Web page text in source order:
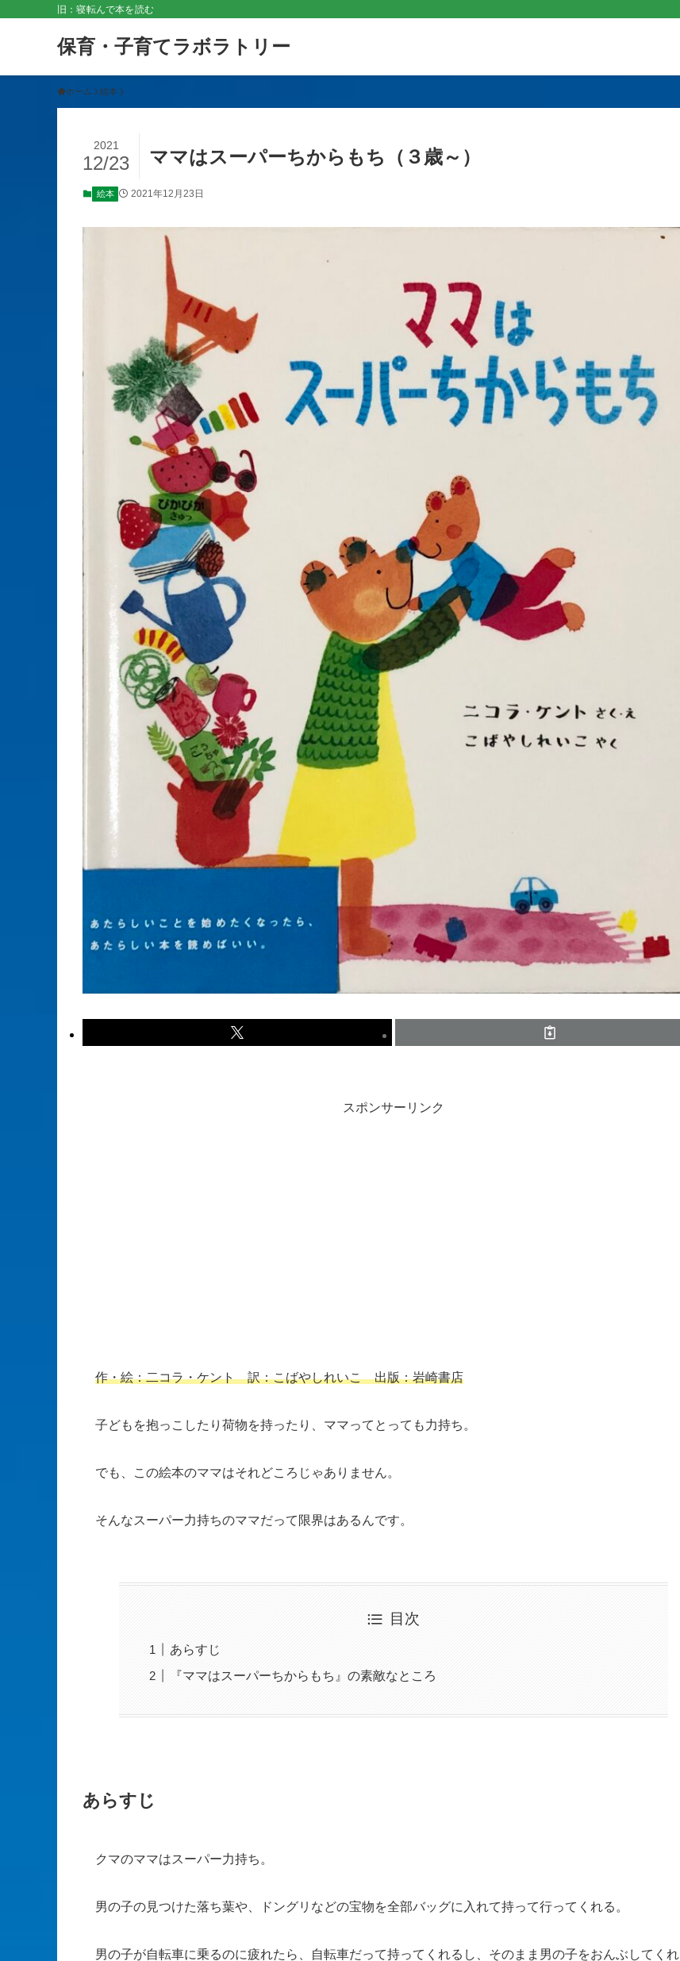
旧：寝転んで本を読む
保育・子育てラボラトリー
ホーム 絵本
ママはスーパーちからもち（３歳～）
2021
12/23
絵本 2021年12月23日
スポンサーリンク
作・絵：二コラ・ケント 訳：こばやしれいこ 出版：岩崎書店
子どもを抱っこしたり荷物を持ったり、ママってとっても力持ち。
でも、この絵本のママはそれどころじゃありません。
そんなスーパー力持ちのママだって限界はあるんです。
目次
あらすじ
『ママはスーパーちからもち』の素敵なところ
あらすじ
クマのママはスーパー力持ち。
男の子の見つけた落ち葉や、ドングリなどの宝物を全部バッグに入れて持って行ってくれる。
男の子が自転車に乗るのに疲れたら、自転車だって持ってくれるし、そのまま男の子をおんぶしてくれ